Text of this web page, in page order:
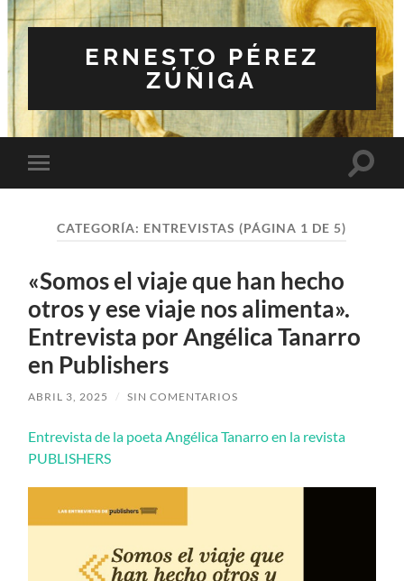
ERNESTO PÉREZ
ZÚÑIGA
Alternar
el
móvil
CATEGORÍA: ENTREVISTAS (PÁGINA 1 DE 5)
«Somos el viaje que han hecho
otros y ese viaje nos alimenta».
Entrevista por Angélica Tanarro
en Publishers
ABRIL 3, 2025 / SIN COMENTARIOS
Entrevista de la poeta Angélica Tanarro en la revista
PUBLISHERS